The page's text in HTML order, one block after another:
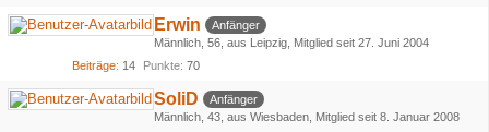
Erwin
Anfänger
Männlich 56 aus Leipzig Mitglied seit 27. Juni 2004
Beiträge 14 Punkte 70
SoliD
Anfänger
Männlich 43 aus Wiesbaden Mitglied seit 8. Januar 2008